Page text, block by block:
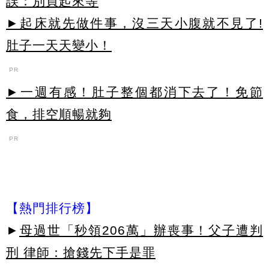
►起床就先做件事，沒三天小腹就不見了!
肚子一天天變小！
PR
►一週有感！肚子整個都消下去了！免節
食，排空順暢就夠
PR
【熱門排行榜】
► 母過世「秒領206萬」辦喪事！父子遭判
刑 律師：搶錢先下手是罪